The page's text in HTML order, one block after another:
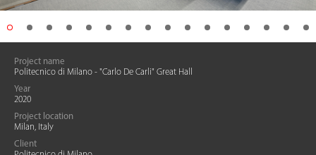
Project name
Politecnico di Milano - "Carlo De Carli" Great Hall
Year
2020
Project location
Milan, Italy
Client